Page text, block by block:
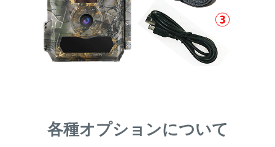
各種オプションについて